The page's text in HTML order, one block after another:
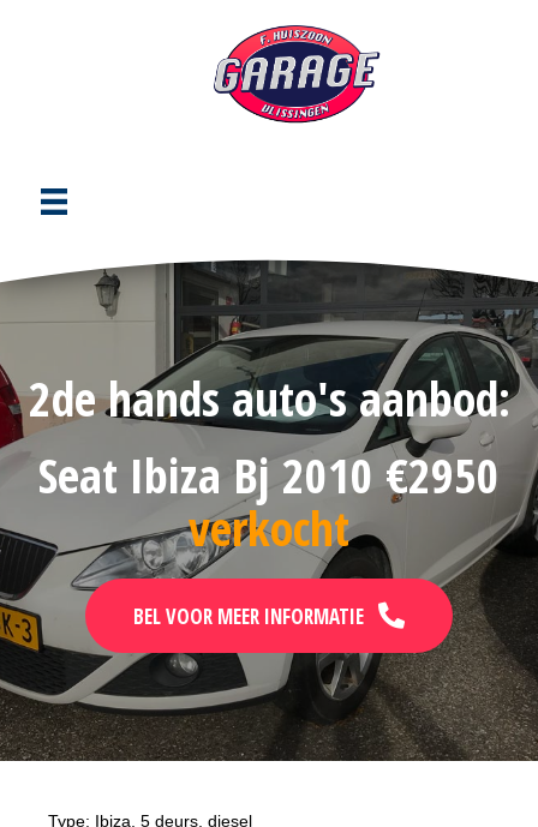
BEKIJK ANDERE OCCASIONS
2de hands auto's aanbod:
Seat Ibiza Bj 2010 €2950
verkocht
BEL VOOR MEER INFORMATIE
Type: Ibiza, 5 deurs, diesel